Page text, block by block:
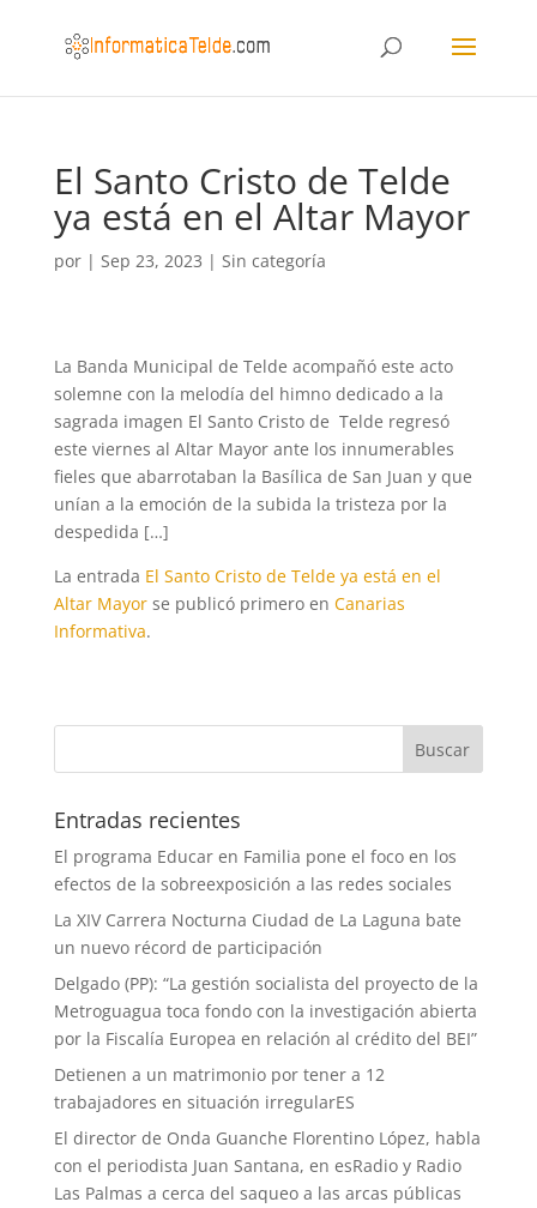
El Santo Cristo de Telde
ya está en el Altar Mayor
por | Sep 23, 2023 | Sin categoría
La Banda Municipal de Telde acompañó este acto
solemne con la melodía del himno dedicado a la
sagrada imagen El Santo Cristo de Telde regresó
este viernes al Altar Mayor ante los innumerables
fieles que abarrotaban la Basílica de San Juan y que
unían a la emoción de la subida la tristeza por la
despedida […]
La entrada El Santo Cristo de Telde ya está en el
Altar Mayorse publicó primero en Canarias
Informativa.
Entradas recientes
El programa Educar en Familia pone el foco en los
efectos de la sobreexposición a las redes sociales
La XIV Carrera Nocturna Ciudad de La Laguna bate
un nuevo récord de participación
Delgado (PP): “La gestión socialista del proyecto de la
Metroguagua toca fondo con la investigación abierta
por la Fiscalía Europea en relación al crédito del BEI”
Detienen a un matrimonio por tener a 12
trabajadores en situación irregularES
El director de Onda Guanche Florentino López, habla
con el periodista Juan Santana, en esRadio y Radio
Las Palmas a cerca del saqueo a las arcas públicas